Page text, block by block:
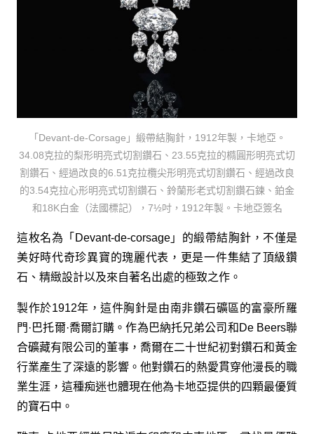
「Devant-de-Corsage」緞帶結胸針，1912年製，卡地亞。
34.08克拉的梨形明亮式切割鑽石、23.55克拉的橢圓形明亮式切
割鑽石、經過改良的6.51克拉欖尖形明亮式切割鑽石、經過改良
的3.54克拉心形明亮式切割鑽石、鈴蘭形老式切割鑽石鍊、鉑金
和18K白金（法國標記），7½吋，1912年製。卡地亞簽名
這枚名為「Devant-de-corsage」的緞帶結胸針，不僅是
美好時代奇珍異寶的瑰麗代表，更是一件集結了頂級鑽
石、精緻設計以及來自著名出處的極致之作。
製作於1912年，這件胸針是由南非鑽石礦區的富豪所羅
門·巴托爾·喬爾訂購。作為巴納托兄弟公司和De Beers聯
合礦藏有限公司的董事，喬爾在二十世紀初對鑽石和黃金
行業產生了深遠的影響。他對鑽石的熱愛貫穿他漫長的職
業生涯，這種痴迷也體現在他為卡地亞提供的四顆最優質
的寶石中。